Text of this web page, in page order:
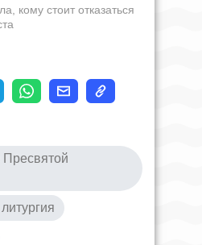
кому стоит отказаться